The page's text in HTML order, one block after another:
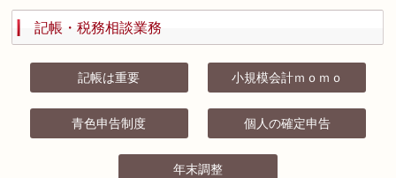
記帳・税務相談業務
記帳は重要 小規模会計ｍｏｍｏ
青色申告制度 個人の確定申告
年末調整